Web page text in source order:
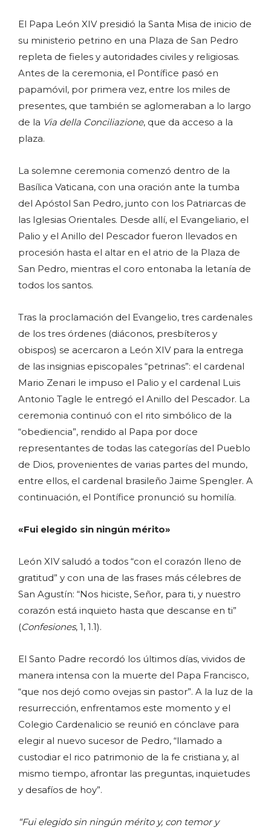
El Papa León XIV presidió la Santa Misa de inicio de
su ministerio petrino en una Plaza de San Pedro
repleta de fieles y autoridades civiles y religiosas.
Antes de la ceremonia, el Pontífice pasó en
papamóvil, por primera vez, entre los miles de
presentes, que también se aglomeraban a lo largo
de la Via della Conciliazione, que da acceso a la
plaza.
La solemne ceremonia comenzó dentro de la
Basílica Vaticana, con una oración ante la tumba
del Apóstol San Pedro, junto con los Patriarcas de
las Iglesias Orientales. Desde allí, el Evangeliario, el
Palio y el Anillo del Pescador fueron llevados en
procesión hasta el altar en el atrio de la Plaza de
San Pedro, mientras el coro entonaba la letanía de
todos los santos.
Tras la proclamación del Evangelio, tres cardenales
de los tres órdenes (diáconos, presbíteros y
obispos) se acercaron a León XIV para la entrega
de las insignias episcopales “petrinas”: el cardenal
Mario Zenari le impuso el Palio y el cardenal Luis
Antonio Tagle le entregó el Anillo del Pescador. La
ceremonia continuó con el rito simbólico de la
“obediencia”, rendido al Papa por doce
representantes de todas las categorías del Pueblo
de Dios, provenientes de varias partes del mundo,
entre ellos, el cardenal brasileño Jaime Spengler. A
continuación, el Pontífice pronunció su homilía.
«Fui elegido sin ningún mérito»
León XIV saludó a todos “con el corazón lleno de
gratitud” y con una de las frases más célebres de
San Agustín: “Nos hiciste, Señor, para ti, y nuestro
corazón está inquieto hasta que descanse en ti”
(Confesiones, 1, 1.1).
El Santo Padre recordó los últimos días, vividos de
manera intensa con la muerte del Papa Francisco,
“que nos dejó como ovejas sin pastor”. A la luz de la
resurrección, enfrentamos este momento y el
Colegio Cardenalicio se reunió en cónclave para
elegir al nuevo sucesor de Pedro, “llamado a
custodiar el rico patrimonio de la fe cristiana y, al
mismo tiempo, afrontar las preguntas, inquietudes
y desafíos de hoy”.
“Fui elegido sin ningún mérito y, con temor y